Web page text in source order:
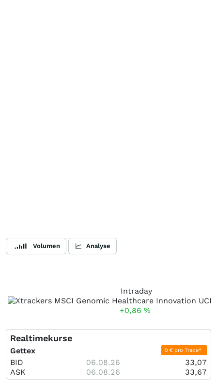
Volumen Analyse
Intraday
+0,86 %
Realtimekurse
Gettex 0 € pro Trade*
BID 06.08.26
33,07
ASK
06.08.26
33,67